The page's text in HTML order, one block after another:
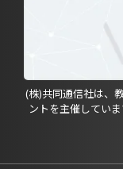
(株)共同通信社は、
ントを主催してい